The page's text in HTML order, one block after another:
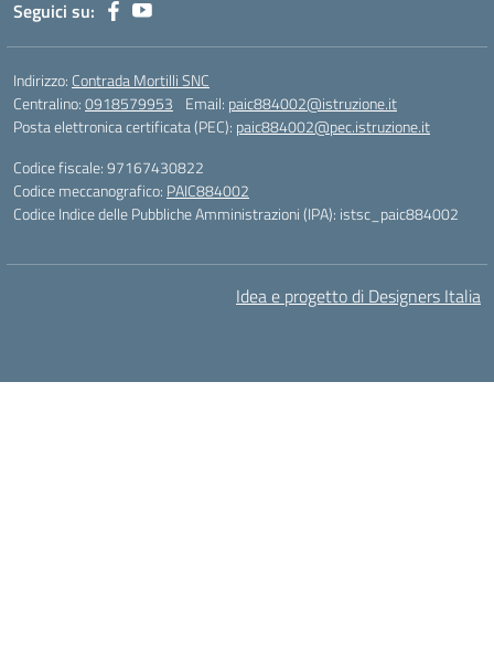
Seguici su:
Indirizzo: Contrada Mortilli SNC
Centralino:0918579953 Email: paic884002@istruzione.it
Posta elettronica certificata (PEC): paic884002@pec.istruzione.it
Codice fiscale: 97167430822
Codice meccanografico: PAIC884002
Codice Indice delle Pubbliche Amministrazioni (IPA): istsc_paic884002
Idea e progetto di Designers Italia